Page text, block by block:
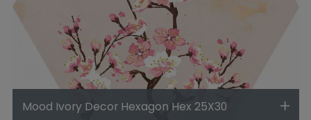
Mood Ivory Decor Hexagon Hex 25X30